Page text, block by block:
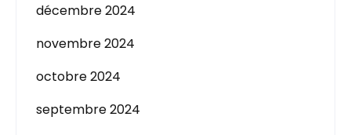
décembre 2024
novembre 2024
octobre 2024
septembre 2024